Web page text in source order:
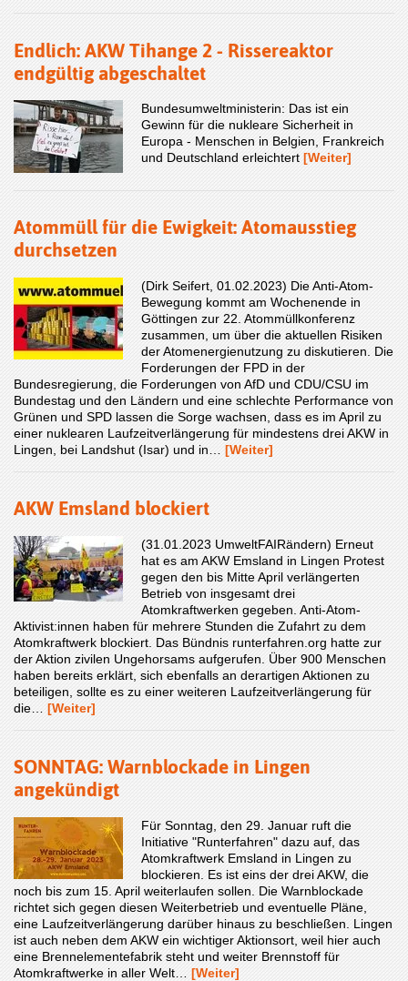
Endlich: AKW Tihange 2 - Rissereaktor
endgültig abgeschaltet
Bundesumweltministerin: Das ist ein
Gewinn für die nukleare Sicherheit in
Europa - Menschen in Belgien, Frankreich
und Deutschland erleichtert [Weiter]
Atommüll für die Ewigkeit: Atomausstieg
durchsetzen
(Dirk Seifert, 01.02.2023) Die Anti-Atom-
Bewegung kommt am Wochenende in
Göttingen zur 22. Atommüllkonferenz
zusammen, um über die aktuellen Risiken
der Atomenergienutzung zu diskutieren. Die
Forderungen der FPD in der
Bundesregierung, die Forderungen von AfD und CDU/CSU im
Bundestag und den Ländern und eine schlechte Performance von
Grünen und SPD lassen die Sorge wachsen, dass es im April zu
einer nuklearen Laufzeitverlängerung für mindestens drei AKW in
Lingen, bei Landshut (Isar) und in… [Weiter]
AKW Emsland blockiert
(31.01.2023 UmweltFAIRändern) Erneut
hat es am AKW Emsland in Lingen Protest
gegen den bis Mitte April verlängerten
Betrieb von insgesamt drei
Atomkraftwerken gegeben. Anti-Atom-
Aktivist:innen haben für mehrere Stunden die Zufahrt zu dem
Atomkraftwerk blockiert. Das Bündnis runterfahren.org hatte zur
der Aktion zivilen Ungehorsams aufgerufen. Über 900 Menschen
haben bereits erklärt, sich ebenfalls an derartigen Aktionen zu
beteiligen, sollte es zu einer weiteren Laufzeitverlängerung für
die… [Weiter]
SONNTAG: Warnblockade in Lingen
angekündigt
Für Sonntag, den 29. Januar ruft die
Initiative "Runterfahren" dazu auf, das
Atomkraftwerk Emsland in Lingen zu
blockieren. Es ist eins der drei AKW, die
noch bis zum 15. April weiterlaufen sollen. Die Warnblockade
richtet sich gegen diesen Weiterbetrieb und eventuelle Pläne,
eine Laufzeitverlängerung darüber hinaus zu beschließen. Lingen
ist auch neben dem AKW ein wichtiger Aktionsort, weil hier auch
eine Brennelementefabrik steht und weiter Brennstoff für
Atomkraftwerke in aller Welt… [Weiter]